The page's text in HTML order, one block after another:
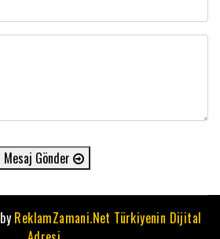
Mesaj Gönder
by ReklamZamani.Net Türkiyenin Dijital